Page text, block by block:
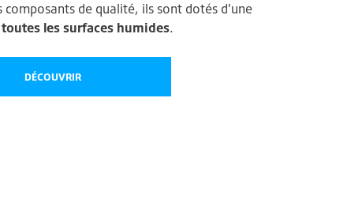
composants de qualité, ils sont dotés d'une
les surfaces humides.
DÉCOUVRIR